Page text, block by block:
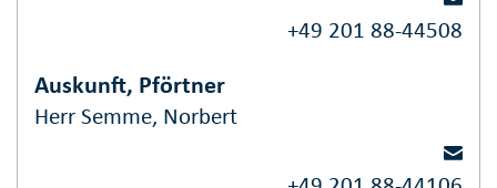
+49 201 88-44508
Auskunft, Pförtner
Herr Semme, Norbert